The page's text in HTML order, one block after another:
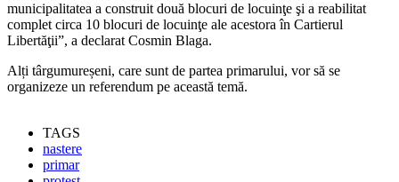
municipalitatea a construit două blocuri de locuinţe şi a reabilitat
complet circa 10 blocuri de locuinţe ale acestora în Cartierul
Libertăţii”, a declarat Cosmin Blaga.
Alți târgumureșeni, care sunt de partea primarului, vor să se
organizeze un referendum pe această temă.
TAGS
nastere
primar